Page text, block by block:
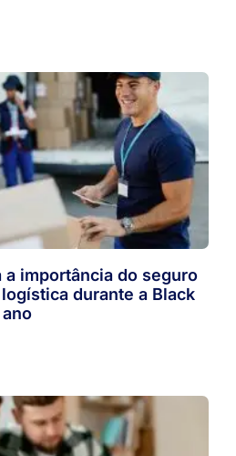
a importância do seguro
durante a Black